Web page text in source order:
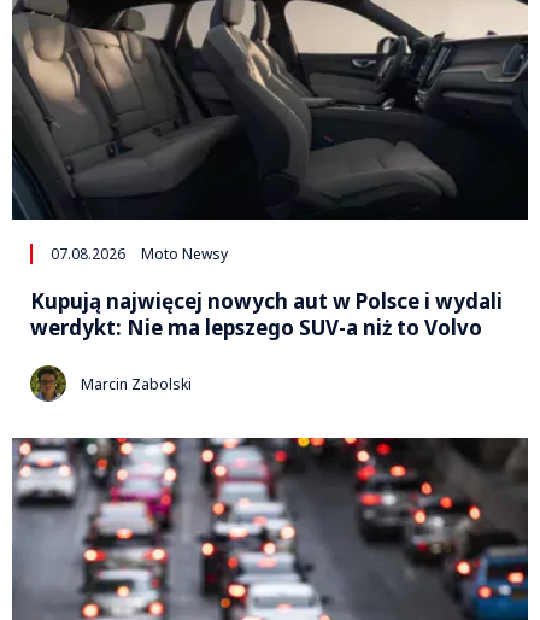
07.08.2026 Moto Newsy
Kupują najwięcej nowych aut w Polsce i wydali
werdykt: Nie ma lepszego SUV-a niż to Volvo
Marcin Zabolski